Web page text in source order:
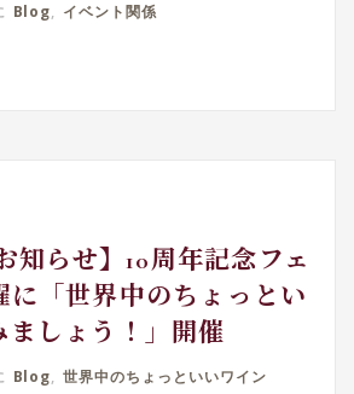
Blog, イベント関係
知らせ】10周年記念フェ
に「世界中のちょっとい
ましょう！」開催
Blog, 世界中のちょっといいワイン